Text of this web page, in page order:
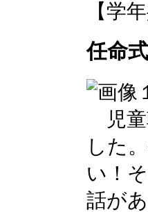
【学
任命
児童
した
い！
話が